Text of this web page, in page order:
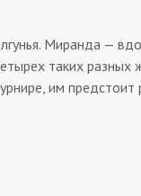
Миранда —
таких разных
им предстоит